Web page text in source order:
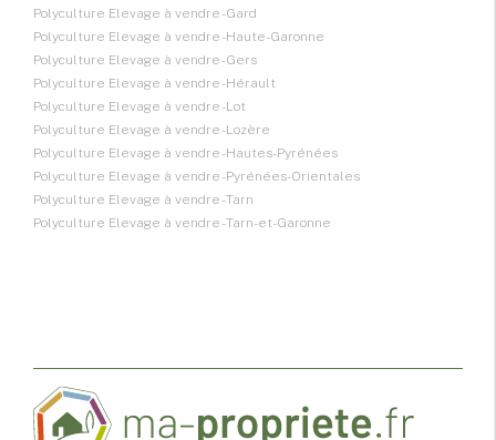
Polyculture Elevage à vendre - Gard
Polyculture Elevage à vendre - Haute-Garonne
Polyculture Elevage à vendre - Gers
Polyculture Elevage à vendre - Hérault
Polyculture Elevage à vendre - Lot
Polyculture Elevage à vendre - Lozère
Polyculture Elevage à vendre - Hautes-Pyrénées
Polyculture Elevage à vendre - Pyrénées-Orientales
Polyculture Elevage à vendre - Tarn
Polyculture Elevage à vendre - Tarn-et-Garonne